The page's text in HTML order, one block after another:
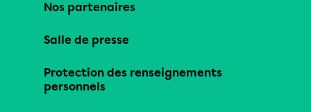
Nos partenaires
Salle de presse
Protection des renseignements
personnels